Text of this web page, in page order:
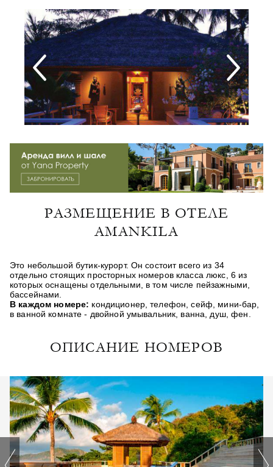
РАЗМЕЩЕНИЕ В ОТЕЛЕ
AMANKILA
Это небольшой бутик-курорт. Он состоит всего из 34
отдельно стоящих просторных номеров класса люкс, 6 из
которых оснащены отдельными, в том числе пейзажными,
бассейнами.
В каждом номере: кондиционер, телефон, сейф, мини-бар,
в ванной комнате - двойной умывальник, ванна, душ, фен.
ОПИСАНИЕ НОМЕРОВ